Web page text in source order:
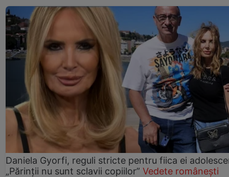
Daniela Gyorfi, reguli stricte pentru fiica ei
„Părinții nu sunt sclavii copiilor” Vedete românești